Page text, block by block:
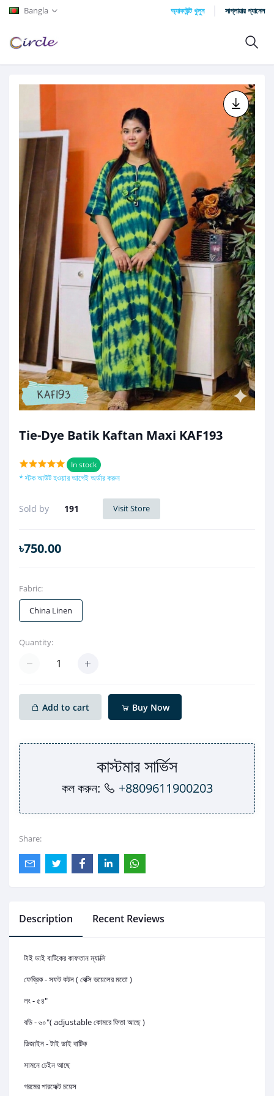
Bangla অ্যাকাউন্ট খুলুন সাপ্লায়ার প্যানেল
Tie-Dye Batik Kaftan Maxi KAF193
In stock
* স্টক আউট হওয়ার আগেই অর্ডার করুন
Sold by 191 Visit Store
৳750.00
Fabric:
China Linen
Quantity:
Add to cart Buy Now
কাস্টমার সার্ভিস
কল করুন: +8809611900203
Share:
Description Recent Reviews
টাই ডাই বাটিকের কাফতান ম্যাক্সি
ফেব্রিক - সফট কটন ( বেক্সি ভয়েলের মতো )
লং - ৫৪"
বডি - ৬০"( adjustable কোমরে ফিতা আছে )
ডিজাইন - টাই ডাই বাটিক
সামনে চেইন আছে
গরমের পারফেক্ট চয়েস